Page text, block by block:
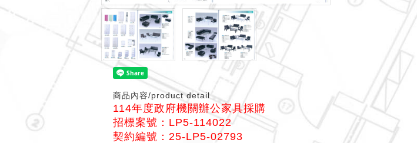
商品內容/product detail
114年度政府機關辦公家具採購
招標案號：LP5-114022
契約編號：25-LP5-02793